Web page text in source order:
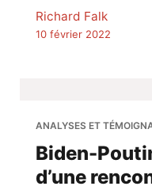
Richard Falk
10 février 2022
ANALYSES ET
Biden-
d’une